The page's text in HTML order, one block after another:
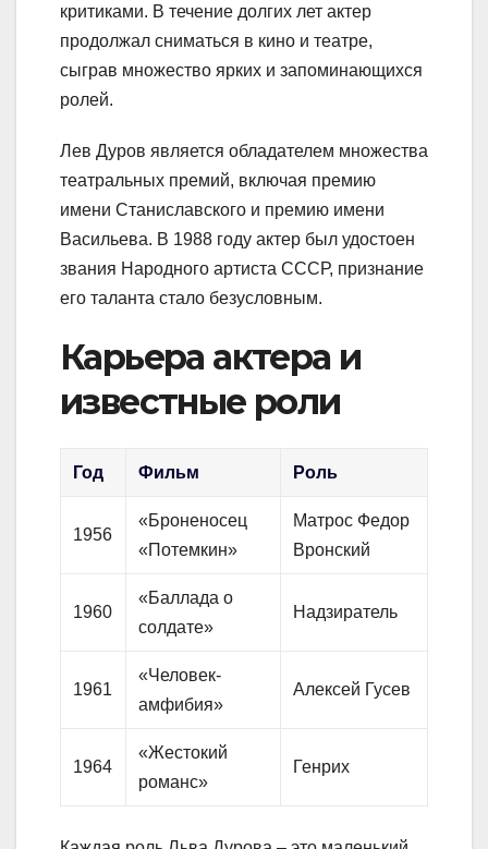
критиками. В течение долгих лет актер
продолжал сниматься в кино и театре,
сыграв множество ярких и запоминающихся
ролей.
Лев Дуров является обладателем множества
театральных премий, включая премию
имени Станиславского и премию имени
Васильева. В 1988 году актер был удостоен
звания Народного артиста СССР, признание
его таланта стало безусловным.
Карьера актера и
известные роли
Год Фильм Роль
1956
«Броненосец
«Потемкин»
Матрос Федор
Вронский
1960
«Баллада о
солдате»
Надзиратель
1961
«Человек-
амфибия»
Алексей Гусев
1964
«Жестокий
романс»
Генрих